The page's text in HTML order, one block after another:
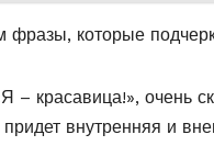
которые
– красавица!», очень
внутренняя и